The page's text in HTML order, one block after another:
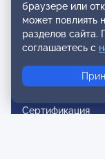
Реестр
Реестр
Реестр СРО
Сертификация
браузере или
может повлиять
разделов сайта.
соглашаетесь с